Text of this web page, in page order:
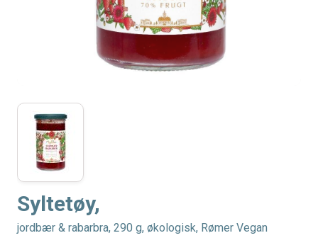
Syltetøy,
jordbær & rabarbra, 290 g, økologisk, Rømer Vegan